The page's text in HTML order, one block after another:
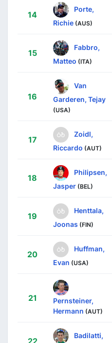
14
Porte,
Richie (AUS)
15
Fabbro,
Matteo (ITA)
16
Van
Garderen, Tejay
(USA)
17
Zoidl,
Riccardo (AUT)
18
Philipsen,
Jasper (BEL)
19
Henttala,
Joonas (FIN)
20
Huffman,
Evan (USA)
21
Pernsteiner,
Hermann (AUT)
22
Badilatti,